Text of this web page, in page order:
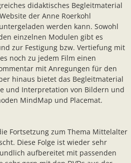
didaktisches Begleitmaterial
der Anne Roerkohl
werden kann. Sowohl
einzelnen Modulen gibt es
zur Festigung bzw. Vertiefung mit
noch zu jedem Film einen
mit Anregungen für den
hinaus bietet das Begleitmaterial
und Interpretation von Bildern und
MindMap und Placemat.
Fortsetzung zum Thema Mittelalter
Diese Folge ist wieder sehr
aufbereitet mit passenden